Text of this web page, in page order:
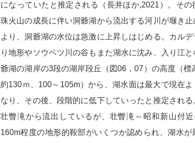
になっていたと推定される（長井ほか,2021）。その
珠火山の成長に伴い洞爺湖から流出する河川が堰き止
より、洞爺湖の水位は急激に上昇しはじめる。カル
り地形やソウベツ川の谷もまた湖水に沈み、入り江
爺湖の湖岸の3段の湖岸段丘（図06，07）の高度（標
約130ｍ、100～105m）から、湖水面は最大で現在よ
なり、その後、段階的に低下していったと推定され
壮瞥滝から流出しているが、壮瞥滝～昭和新山付近
160m程度の地形的鞍部がいくつか認められ、湖水が